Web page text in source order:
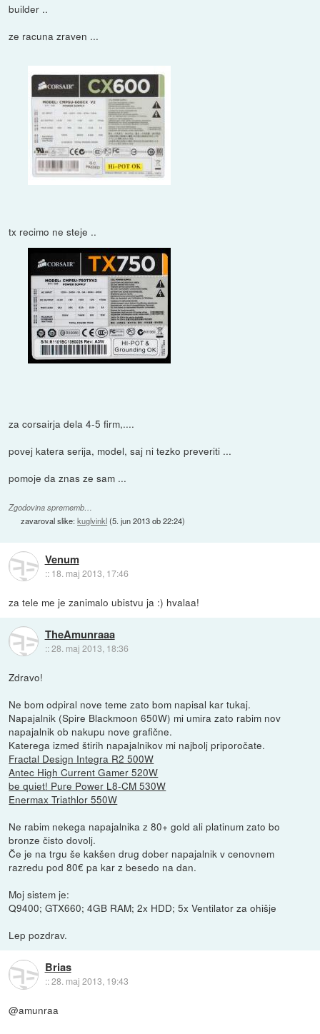
builder ..
ze racuna zraven ...
tx recimo ne steje ..
za corsairja dela 4-5 firm,....
povej katera serija, model, saj ni tezko preveriti ...
pomoje da znas ze sam ...
Zgodovina sprememb…
zavaroval slike:kuglvinkl(5. jun 2013 ob 22:24)
Venum
:: 18. maj 2013, 17:46
za tele me je zanimalo ubistvu ja :) hvalaa!
TheAmunraaa
::28. maj 2013, 18:36
Zdravo!
Ne bom odpiral nove teme zato bom napisal kar tukaj.
Napajalnik (Spire Blackmoon 650W) mi umira zato rabim nov
napajalnik ob nakupu nove grafične.
Katerega izmed štirih napajalnikov mi najbolj priporočate.
Fractal Design Integra R2 500W
Antec High Current Gamer 520W
be quiet! Pure Power L8-CM 530W
Enermax Triathlor 550W
Ne rabim nekega napajalnika z 80+ gold ali platinum zato bo
bronze čisto dovolj.
Če je na trgu še kakšen drug dober napajalnik v cenovnem
razredu pod 80€ pa kar z besedo na dan.
Moj sistem je:
Q9400; GTX660; 4GB RAM; 2x HDD; 5x Ventilator za ohišje
Lep pozdrav.
Brias
::28. maj 2013, 19:43
@amunraa